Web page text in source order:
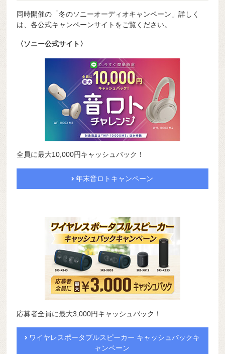
同時開催の「冬のソニーオーディオキャンペーン」詳しく
は、各公式キャンペーンサイトをご覧ください。
〈ソニー公式サイト〉
全員に最大10,000円キャッシュバック！
年末音ロトキャンペーン
応募者全員に最大3,000円キャッシュバック！
ワイヤレスポータブルスピーカー キャッシュバックキ
ャンペーン